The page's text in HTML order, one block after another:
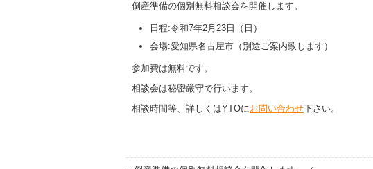
倒産準備の個別無料相談会を開催します。
日程:令和7年2月23日（日）
会場:愛知県名古屋市（別途ご案内致します）
参加費は無料です。
相談会は秘密厳守で行います。
相談時間等、詳しくはYTOにお問い合わせ下さい。